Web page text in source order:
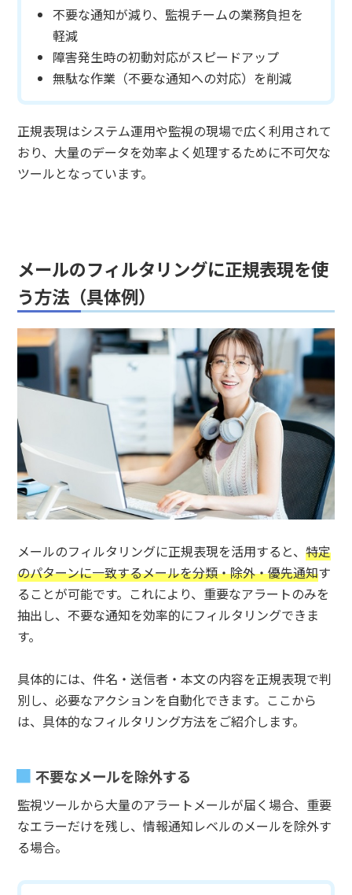
不要な通知が減り、監視チームの業務負担を
軽減
障害発生時の初動対応がスピードアップ
無駄な作業（不要な通知への対応）を削減
正規表現はシステム運用や監視の現場で広く利用されて
おり、大量のデータを効率よく処理するために不可欠な
ツールとなっています。
メールのフィルタリングに正規表現を使
う方法（具体例）
メールのフィルタリングに正規表現を活用すると、特定
のパターンに一致するメールを分類・除外・優先通知す
ることが可能です。これにより、重要なアラートのみを
抽出し、不要な通知を効率的にフィルタリングできま
す。
具体的には、件名・送信者・本文の内容を正規表現で判
別し、必要なアクションを自動化できます。ここから
は、具体的なフィルタリング方法をご紹介します。
不要なメールを除外する
監視ツールから大量のアラートメールが届く場合、重要
なエラーだけを残し、情報通知レベルのメールを除外す
る場合。